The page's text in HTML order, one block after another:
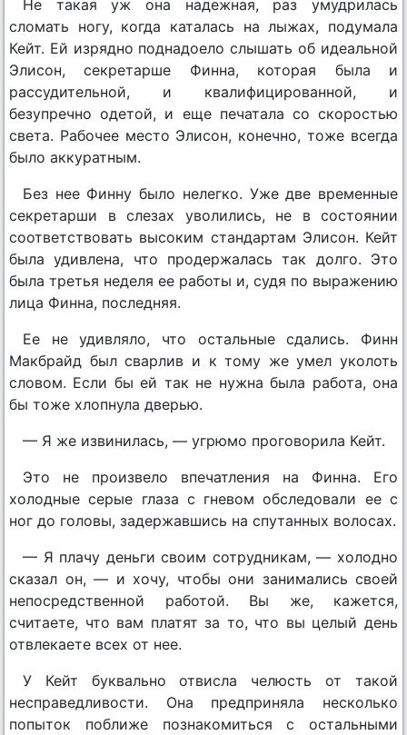
Не такая уж она надежная, раз умудрилась
сломать ногу, когда каталась на лыжах, подумала
Кейт. Ей изрядно поднадоело слышать об идеальной
Элисон, секретарше Финна, которая была и
рассудительной, и квалифицированной, и
безупречно одетой, и еще печатала со скоростью
света. Рабочее место Элисон, конечно, тоже всегда
было аккуратным.
Без нее Финну было нелегко. Уже две временные
секретарши в слезах уволились, не в состоянии
соответствовать высоким стандартам Элисон. Кейт
была удивлена, что продержалась так долго. Это
была третья неделя ее работы и, судя по выражению
лица Финна, последняя.
Ее не удивляло, что остальные сдались. Финн
Макбрайд был сварлив и к тому же умел уколоть
словом. Если бы ей так не нужна была работа, она
бы тоже хлопнула дверью.
— Я же извинилась, — угрюмо проговорила Кейт.
Это не произвело впечатления на Финна. Его
холодные серые глаза с гневом обследовали ее с
ног до головы, задержавшись на спутанных волосах.
— Я плачу деньги своим сотрудникам, — холодно
сказал он, — и хочу, чтобы они занимались своей
непосредственной работой. Вы же, кажется,
считаете, что вам платят за то, что вы целый день
отвлекаете всех от нее.
У Кейт буквально отвисла челюсть от такой
несправедливости. Она предприняла несколько
попыток поближе познакомиться с остальными